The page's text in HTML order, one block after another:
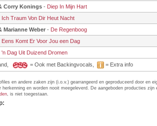
Corry Konings - Diep In Mijn Hart
Ich Traum Von Dir Heut Nacht
Marianne Weber - De Regenboog
Eens Komt Er Voor Jou een Dag
'n Dag Uit Duizend Dromen
= Ook met Backingvocals, = Extra info
en andere zaken zijn (i.o.v.) gearrangeerd en geproduceerd door en
herkenning en worden nooit meegeleverd. De aangeboden producties
, is niet toegestaan.